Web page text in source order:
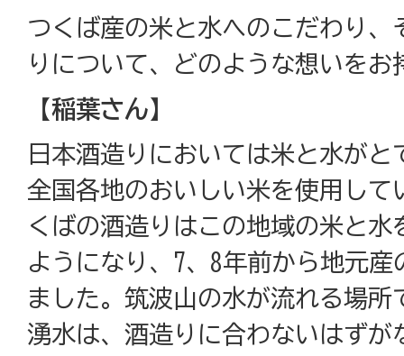
つくば産の米と水へのこだわり、
りについて、どのような想いをお
【稲葉さん】
日本酒造りにおいては米と水が
全国各地のおいしい米を使用して
くばの酒造りはこの地域の米と水
ようになり、7、8年前から地元
ました。筑波山の水が流れる場所
湧水は、酒造りに合わないはずが